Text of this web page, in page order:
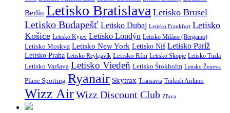
Berlín Letisko Bratislava Letisko Brusel
Letisko Budapešť Letisko Dubaj Letisko Frankfurt Letisko
Košice Letisko Kyjev Letisko Londýn Letisko Miláno (Bergamo)
Letisko Moskva Letisko New York Letisko Niš Letisko Paríž
Letisko Praha Letisko Reykjavík Letisko Rím Letisko Skopje Letisko Tuzla
Letisko Varšava Letisko Viedeň Letisko Štokholm Letisko Ženeva
Plane Spotting Ryanair Skytrax Transavia Turkish Airlines
Wizz AirWizz Discount Club Zľava